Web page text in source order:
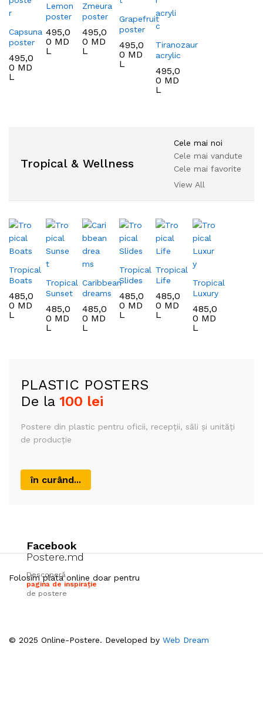
Capsuna
poster
495,0
0 MD
L
Lemon
poster
495,0
0 MD
L
Zmeura
poster
495,0
0 MD
L
Grapefruit
poster
495,0
0 MD
L
Tiranozaur
acrylic
495,0
0 MD
L
Tropical & Wellness
Cele mai noi
Cele mai vandute
Cele mai favorite
View All
Tropical
Boats
485,0
0 MD
L
Tropical
Sunset
485,0
0 MD
L
Caribbean
dreams
485,0
0 MD
L
Tropical
Slides
485,0
0 MD
L
Tropical
Life
485,0
0 MD
L
Tropical
Luxury
485,0
0 MD
L
PLASTIC POSTERS
De la 100 lei
Postere din plastic pentru oficii, recepții, săli și unități
de producție
în curând...
Facebook
Postere.md
Descoperă
pagina de inspirație
de postere
© 2025 Online-Postere. Developed by Web Dream
Folosim plata online doar pentru